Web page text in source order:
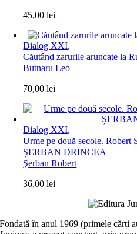
45,00lei
Dialog XXI,
Căutând zarurile aruncate la
Butnaru Leo
70,00lei
Dialog XXI,
Urme pe două secole.
ȘERBAN DRINCEA
Şerban Robert
36,00lei
Fondată în anul 1969 (primele cărți